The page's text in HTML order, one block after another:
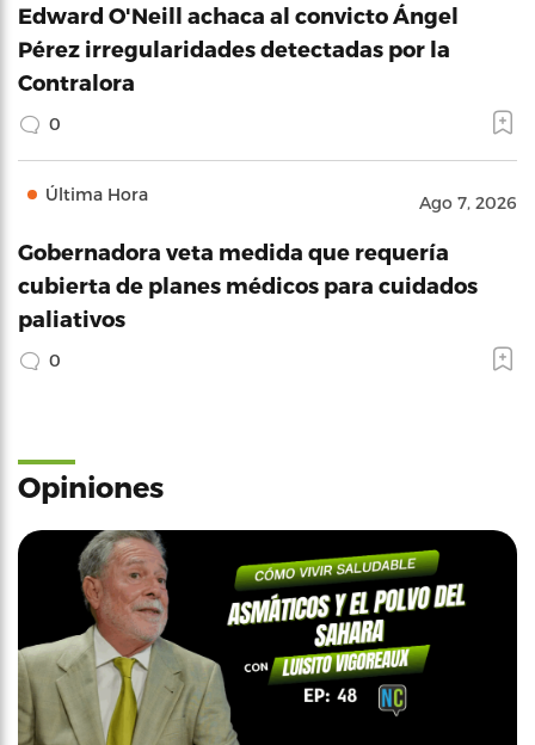
Edward O'Neill achaca al convicto Ángel
Pérez irregularidades detectadas por la
Contralora
0
Última Hora Ago 7, 2026
Gobernadora veta medida que requería
cubierta de planes médicos para cuidados
paliativos
0
Opiniones